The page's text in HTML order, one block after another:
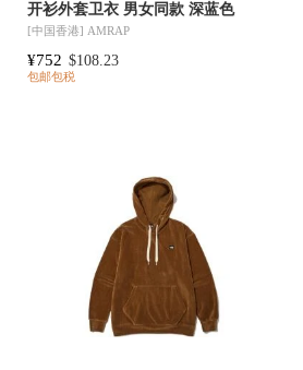
开衫外套卫衣 男女同款 深蓝色
[中国香港] AMRAP
¥752 $108.23
包邮包税